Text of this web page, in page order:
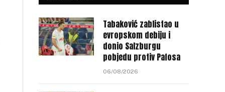
Tabaković zablistao u
evropskom debiju i
donio Salzburgu
pobjedu protiv Pafosa
06/08/2026